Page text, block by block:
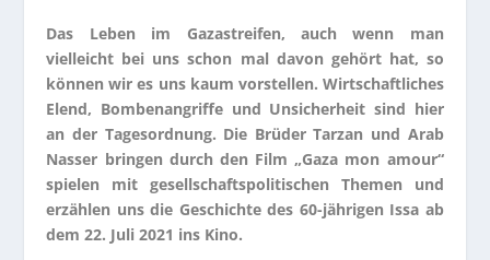
Das Leben im Gazastreifen, auch wenn man
vielleicht bei uns schon mal davon gehört hat, so
können wir es uns kaum vorstellen. Wirtschaftliches
Elend, Bombenangriffe und Unsicherheit sind hier
an der Tagesordnung. Die Brüder Tarzan und Arab
Nasser bringen durch den Film „Gaza mon amour“
spielen mit gesellschaftspolitischen Themen und
erzählen uns die Geschichte des 60-jährigen Issa ab
dem 22. Juli 2021 ins Kino.